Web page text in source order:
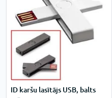
ID karšu lasītājs USB, balts